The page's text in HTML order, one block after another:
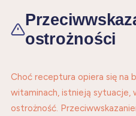
ostrożności
Choć receptura opiera się na
witaminach, istnieją sytuacje,
ostrożność.